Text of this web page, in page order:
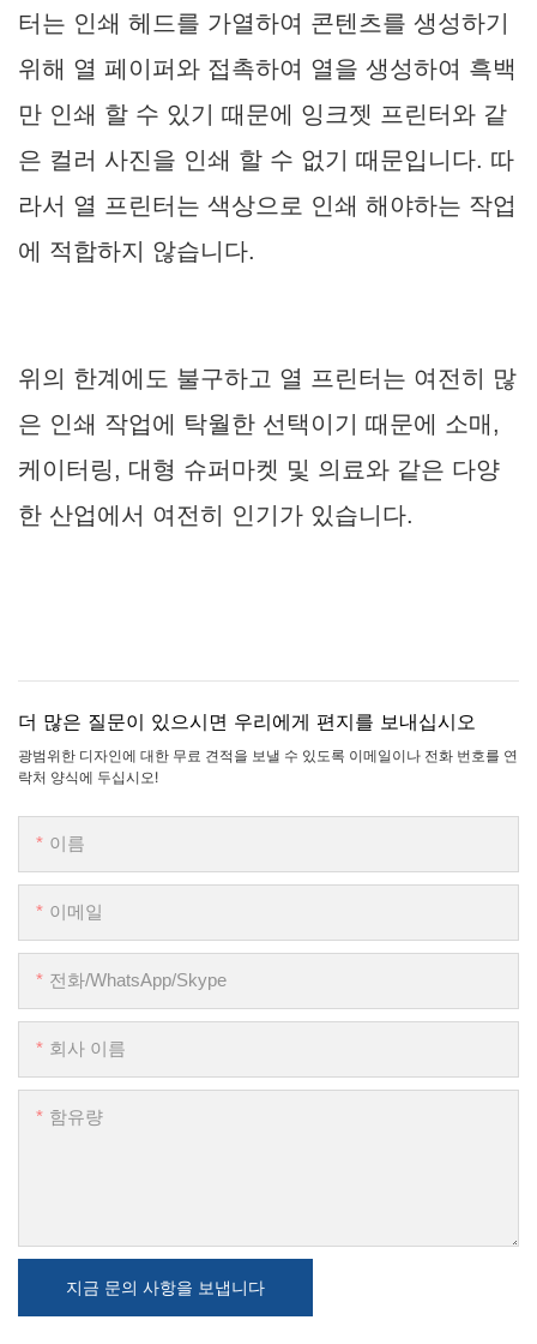
터는 인쇄 헤드를 가열하여 콘텐츠를 생성하기
위해 열 페이퍼와 접촉하여 열을 생성하여 흑백
만 인쇄 할 수 있기 때문에 잉크젯 프린터와 같
은 컬러 사진을 인쇄 할 수 없기 때문입니다. 따
라서 열 프린터는 색상으로 인쇄 해야하는 작업
에 적합하지 않습니다.
위의 한계에도 불구하고 열 프린터는 여전히 많
은 인쇄 작업에 탁월한 선택이기 때문에 소매,
케이터링, 대형 슈퍼마켓 및 의료와 같은 다양
한 산업에서 여전히 인기가 있습니다.
더 많은 질문이 있으시면 우리에게 편지를 보내십시오
광범위한 디자인에 대한 무료 견적을 보낼 수 있도록 이메일이나 전화 번호를 연
락처 양식에 두십시오!
이름
이메일
전화/WhatsApp/Skype
회사 이름
함유량
지금 문의 사항을 보냅니다